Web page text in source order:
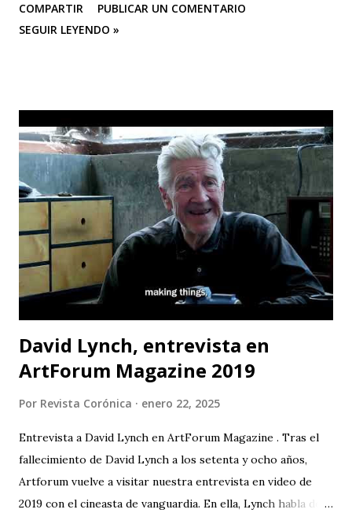
crítico ni contiene un programa de autoeducación. Uno de
los resultados de este examen de conciencia —porque a eso
Apéndice, no he leído ni remo¬tamente tanto como el
catedrático, la rata de biblioteca o siquiera el hombre -bien
educado-, pero no cabe duda de que he leído un centenar
de veces más de lo que debí haber leído para mi propio
bien. Dícese que sólo uno de cada cinco norteamericanos
lee libros pero hasta este pequeño número de lectores es
exagerado. Escasa¬mente habrá alguno de ellos que viva
con sabiduría o pleni...
COMPARTIR
PUBLICAR UN COMENTARIO
SEGUIR LEYENDO »
David Lynch, entrevista en
ArtForum Magazine 2019
Por Revista Corónica enero 22, 2025
Entrevista a David Lynch en ArtForum Magazine . Tras el
fallecimiento de David Lynch a los setenta y ocho años,
Artforum vuelve a visitar nuestra entrevista en video de
2019 con el cineasta de vanguardia. En ella, Lynch habla de